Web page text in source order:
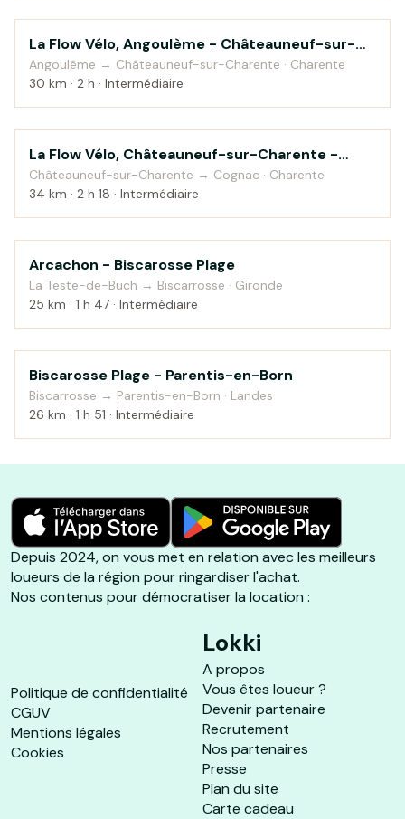
Au fil de l'eau
La Flow Vélo, Angoulème - Châteauneuf-sur-
Charente. Le long de la vallée de la Charente
Angoulême → Châteauneuf-sur-Charente · Charente
30 km · 2 h · Intermédiaire
Au fil de l'eau
La Flow Vélo, Châteauneuf-sur-Charente -
Cognac. Au coeur du vignoble du cognac
Châteauneuf-sur-Charente → Cognac · Charente
34 km · 2 h 18 · Intermédiaire
Bord de mer
Arcachon - Biscarosse Plage
La Teste-de-Buch → Biscarrosse · Gironde
25 km · 1 h 47 · Intermédiaire
Bord de mer
Biscarosse Plage - Parentis-en-Born
Biscarrosse → Parentis-en-Born · Landes
26 km · 1 h 51 · Intermédiaire
Depuis 2024, on vous met en relation avec les meilleurs
loueurs de la région pour ringardiser l'achat.
Nos contenus pour démocratiser la location :
Politique de confidentialité
CGUV
Mentions légales
Cookies
Lokki
A propos
Vous êtes loueur ?
Devenir partenaire
Recrutement
Nos partenaires
Presse
Plan du site
Carte cadeau